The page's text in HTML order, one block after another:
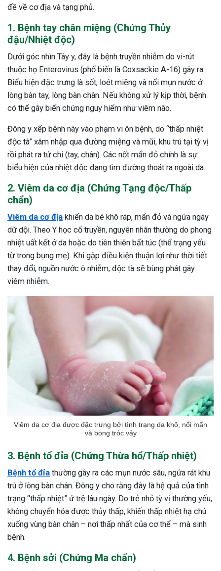
Sau Sinh Có Tự Khỏi
Thông Tin Cần Biết
sau sinh là tình trạng viêm da
phổ biến, khiến đôi bàn tay,
của chị em trở nên khô...
đề về cơ địa và tạng phủ.
1. Bệnh tay chân miệng (Chứng Thủy
đậu/Nhiệt độc)
Dưới góc nhìn Tây y, đây là bệnh truyền nhiễm do vi-rút
thuộc họ Enterovirus (phổ biến là Coxsackie A-16) gây ra.
Biểu hiện đặc trưng là sốt, loét miệng và nổi mụn nước ở
lòng bàn tay, lòng bàn chân. Nếu không xử lý kịp thời, bệnh
có thể gây biến chứng nguy hiểm như viêm não.
Đông y xếp bệnh này vào phạm vi ôn bệnh, do “thấp nhiệt
độc tà” xâm nhập qua đường miệng và mũi, khu trú tại tỳ vị
rồi phát ra tứ chi (tay, chân). Các nốt mẩn đỏ chính là sự
biểu hiện của nhiệt độc đang tìm đường thoát ra ngoài da.
2. Viêm da cơ địa (Chứng Tạng độc/Thấp
chẩn)
Viêm da cơ địa khiến da bé khô ráp, mẩn đỏ và ngứa ngáy
dữ dội. Theo Y học cổ truyền, nguyên nhân thường do phong
nhiệt uất kết ở da hoặc do tiên thiên bất túc (thể trạng yếu
từ trong bụng mẹ). Khi gặp điều kiện thuận lợi như thời tiết
thay đổi, nguồn nước ô nhiễm, độc tà sẽ bùng phát gây
viêm nhiễm.
Viêm da cơ địa được đặc trưng bởi tình trạng da khô, nổi mẩn
và bong tróc vảy
3. Bệnh tổ đỉa (Chứng Thừa hổ/Thấp nhiệt)
Bệnh tổ đỉa thường gây ra các mụn nước sâu, ngứa rát khu
trú ở lòng bàn chân. Đông y cho rằng đây là hệ quả của tình
trạng “thấp nhiệt” ứ trệ lâu ngày. Do trẻ nhỏ tỳ vị thường yếu,
không chuyển hóa được thủy thấp, khiến thấp nhiệt hạ chú
xuống vùng bàn chân – nơi thấp nhất của cơ thể – mà sinh
bệnh.
4. Bệnh sởi (Chứng Ma chẩn)